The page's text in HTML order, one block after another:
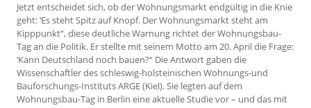
Jetzt entscheidet sich, ob der Wohnungsmarkt endgültig in die Knie
geht: ‛Es steht Spitz auf Knopf. Der Wohnungsmarkt steht am
Kipppunkt“, diese deutliche Warnung richtet der Wohnungsbau-
Tag an die Politik. Er stellte mit seinem Motto am 20. April die Frage:
‛Kann Deutschland noch bauen?“ Die Antwort gaben die
Wissenschaftler des schleswig-holsteinischen Wohnungs-und
Bauforschungs-Instituts ARGE (Kiel). Sie legten auf dem
Wohnungsbau-Tag in Berlin eine aktuelle Studie vor – und das mit